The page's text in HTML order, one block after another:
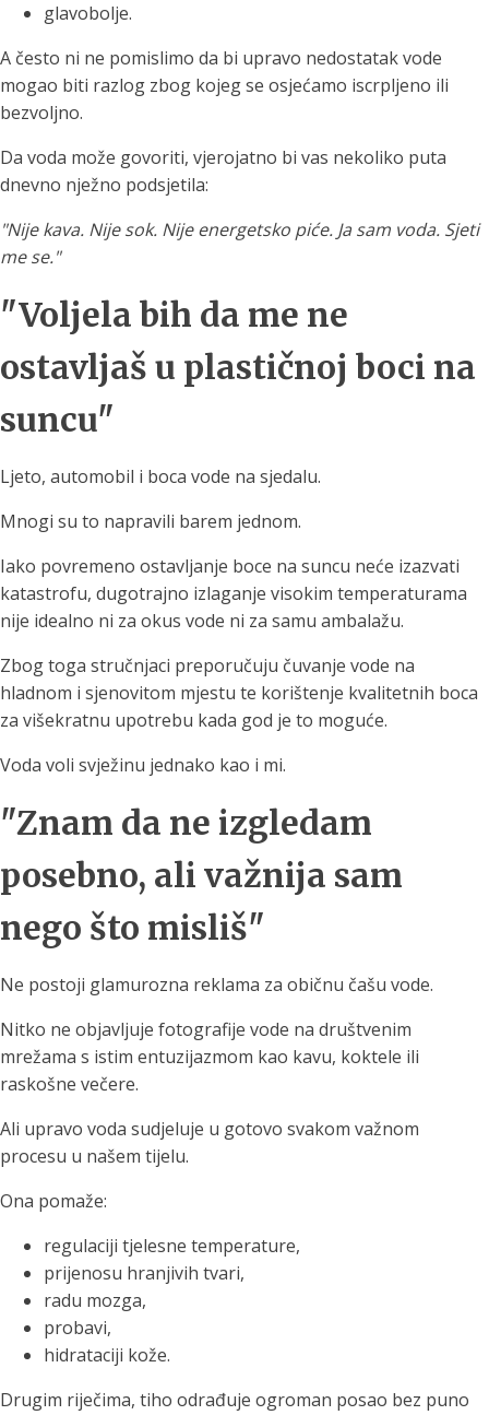
glavobolje.
A često ni ne pomislimo da bi upravo nedostatak vode
mogao biti razlog zbog kojeg se osjećamo iscrpljeno ili
bezvoljno.
Da voda može govoriti, vjerojatno bi vas nekoliko puta
dnevno nježno podsjetila:
"Nije kava. Nije sok. Nije energetsko piće. Ja sam voda. Sjeti
me se."
"Voljela bih da me ne
ostavljaš u plastičnoj boci na
suncu"
Ljeto, automobil i boca vode na sjedalu.
Mnogi su to napravili barem jednom.
Iako povremeno ostavljanje boce na suncu neće izazvati
katastrofu, dugotrajno izlaganje visokim temperaturama
nije idealno ni za okus vode ni za samu ambalažu.
Zbog toga stručnjaci preporučuju čuvanje vode na
hladnom i sjenovitom mjestu te korištenje kvalitetnih boca
za višekratnu upotrebu kada god je to moguće.
Voda voli svježinu jednako kao i mi.
"Znam da ne izgledam
posebno, ali važnija sam
nego što misliš"
Ne postoji glamurozna reklama za običnu čašu vode.
Nitko ne objavljuje fotografije vode na društvenim
mrežama s istim entuzijazmom kao kavu, koktele ili
raskošne večere.
Ali upravo voda sudjeluje u gotovo svakom važnom
procesu u našem tijelu.
Ona pomaže:
regulaciji tjelesne temperature,
prijenosu hranjivih tvari,
radu mozga,
probavi,
hidrataciji kože.
Drugim riječima, tiho odrađuje ogroman posao bez puno